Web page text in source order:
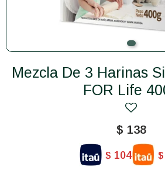
Mezcla De 3 Harinas Sin Gluten Deli
FOR Life
$ 138
$ 104 $